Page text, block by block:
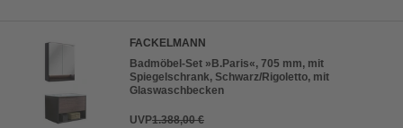
FACKELMANN
Badmöbel-Set »B.Paris«, 705 mm, mit
Spiegelschrank, Schwarz/Rigoletto, mit
Glaswaschbecken
UVP1.388,00 €